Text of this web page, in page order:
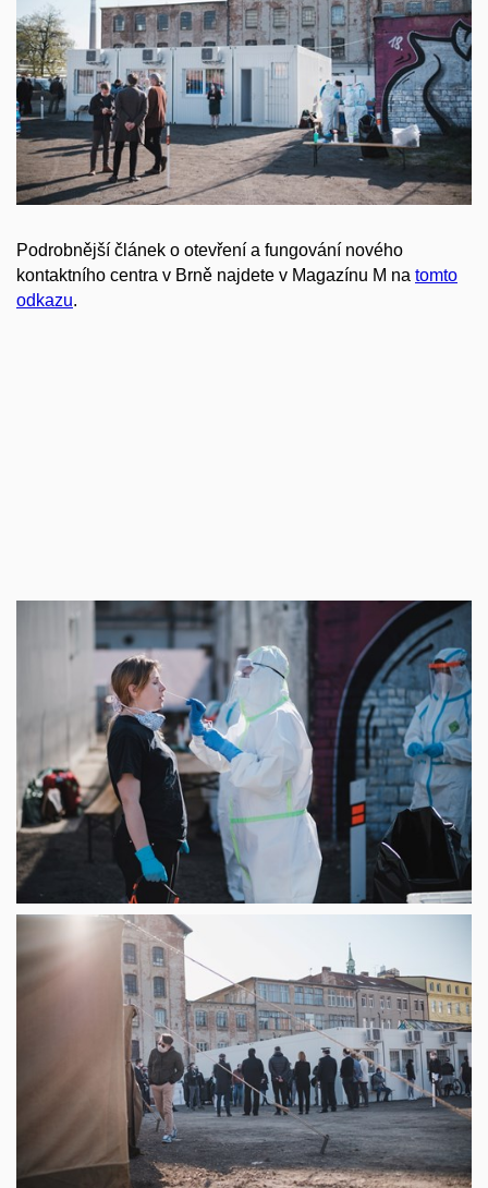
Podrobnější článek o otevření a fungování nového
kontaktního centra v Brně najdete v Magazínu M na tomto
odkazu.